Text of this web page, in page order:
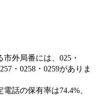
外局番には、025・
・0258・0259がありま
話の保有率は74.4%、